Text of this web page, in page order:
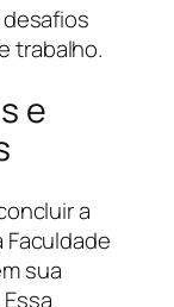
trabalho.
e
a
sua